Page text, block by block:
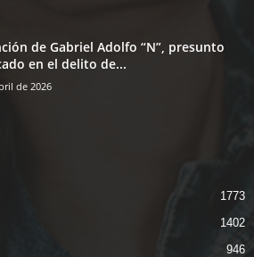
de Gabriel Adolfo “N”, presunto
en el delito de...
de 2026
1773
1402
946